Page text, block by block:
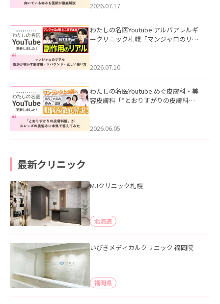
した。
2026.07.17
わたしの名医Youtube アルバアレルギ
ークリニック札幌「マンジャロのリア
た。
2026.07.10
わたしの名医Youtube めぐ皮膚科・美
容皮膚科「”とおりすがりの皮膚科
2026.06.05
最新クリニック
MJクリニック札幌
北海道
いびきメディカルクリニック 福岡院
福岡県